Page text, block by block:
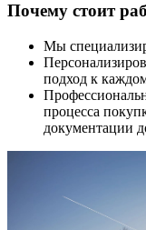
Почему стоит
Мы
подход к
процесса
документации